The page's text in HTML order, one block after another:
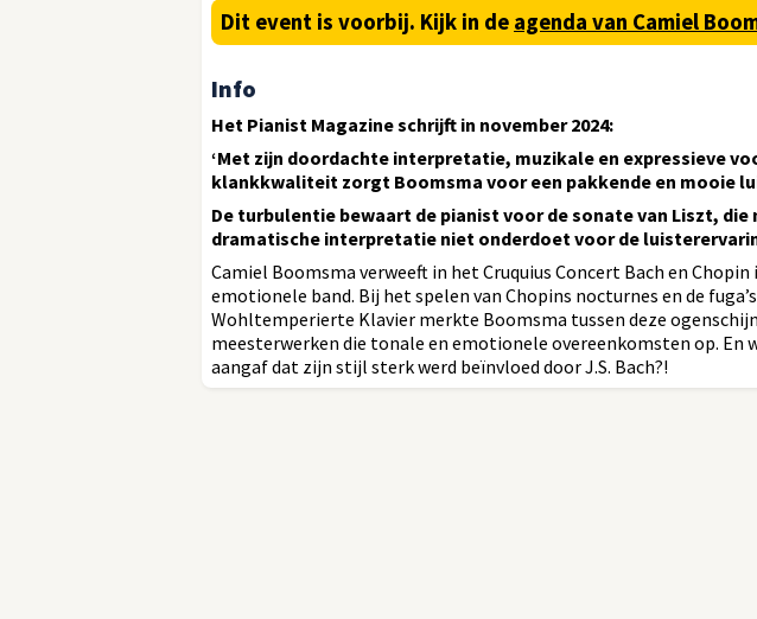
Dit event is voorbij. Kijk in de agenda van Camiel
Info
Het Pianist Magazine schrijft in november 2024:
‘Met zijn doordachte interpretatie, muzikale en expressieve
klankkwaliteit zorgt Boomsma voor een pakkende en mooie
De turbulentie bewaart de pianist voor de sonate van Liszt,
dramatische interpretatie niet onderdoet voor de
Camiel Boomsma verweeft in het Cruquius Concert Bach en Chopin
emotionele band. Bij het spelen van Chopins nocturnes en de
Wohltemperierte Klavier merkte Boomsma tussen deze
meesterwerken die tonale en emotionele overeenkomsten op. En
aangaf dat zijn stijl sterk werd beïnvloed door J.S. Bach?!